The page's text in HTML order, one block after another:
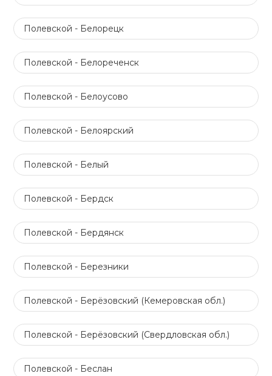
Полевской - Белорецк
Полевской - Белореченск
Полевской - Белоусово
Полевской - Белоярский
Полевской - Белый
Полевской - Бердск
Полевской - Бердянск
Полевской - Березники
Полевской - Берёзовский (Кемеровская обл.)
Полевской - Берёзовский (Свердловская обл.)
Полевской - Беслан